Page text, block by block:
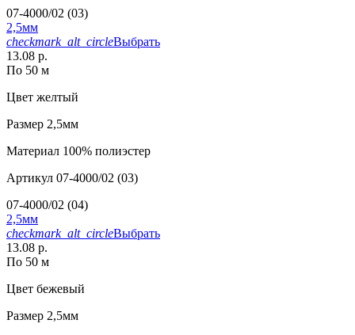
07-4000/02 (03)
2,5мм
checkmark_alt_circleВыбрать
13.08 р.
По 50 м
Цвет желтый
Размер 2,5мм
Материал 100% полиэстер
Артикул 07-4000/02 (03)
07-4000/02 (04)
2,5мм
checkmark_alt_circleВыбрать
13.08 р.
По 50 м
Цвет бежевый
Размер 2,5мм